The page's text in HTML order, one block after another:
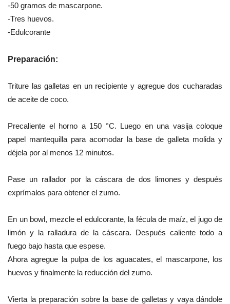
-50 gramos de mascarpone.
-Tres huevos.
-Edulcorante
Preparación:
Triture las galletas en un recipiente y agregue dos cucharadas
de aceite de coco.
Precaliente el horno a 150 °C. Luego en una vasija coloque
papel mantequilla para acomodar la base de galleta molida y
déjela por al menos 12 minutos.
Pase un rallador por la cáscara de dos limones y después
exprímalos para obtener el zumo.
En un bowl, mezcle el edulcorante, la fécula de maíz, el jugo de
limón y la ralladura de la cáscara. Después caliente todo a
fuego bajo hasta que espese.
Ahora agregue la pulpa de los aguacates, el mascarpone, los
huevos y finalmente la reducción del zumo.
Vierta la preparación sobre la base de galletas y vaya dándole